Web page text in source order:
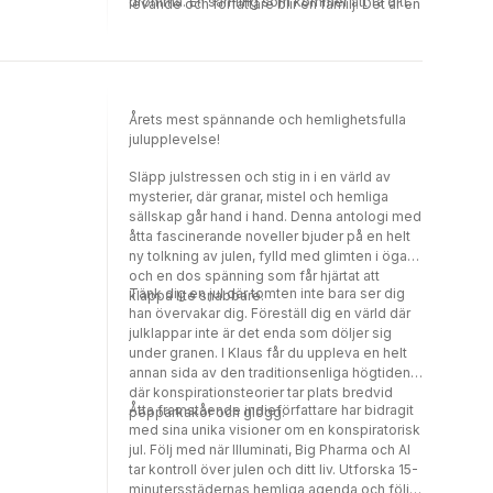
levande och författare blir en familj. Det är en
snarare det vi har gemensamt.
Årets mest spännande och hemlighetsfulla
julupplevelse!
Släpp julstressen och stig in i en värld av
mysterier, där granar, mistel och hemliga
sällskap går hand i hand. Denna antologi med
åtta fascinerande noveller bjuder på en helt
ny tolkning av julen, fylld med glimten i ögat
och en dos spänning som får hjärtat att
klappa lite snabbare.
Tänk dig en jul där tomten inte bara ser dig
han övervakar dig. Föreställ dig en värld där
julklappar inte är det enda som döljer sig
under granen. I Klaus får du uppleva en helt
annan sida av den traditionsenliga högtiden,
där konspirationsteorier tar plats bredvid
pepparkakor och glögg.
Åtta framstående indieförfattare har bidragit
med sina unika visioner om en konspiratorisk
jul. Följ med när Illuminati, Big Pharma och AI
tar kontroll över julen och ditt liv. Utforska 15-
minutersstädernas hemliga agenda och följ